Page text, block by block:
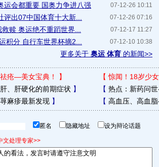
07-12-26 10:11
运会都重要 国奥力争进八强
07-12-26 07:16
出07中国体育十大新...
07-12-17 11:27
赎 奥运绝不重蹈世界...
07-12-10 10:38
积分 自行车世界杯摘2...
更多关于 奥运 体育 的新闻>>
疮—美女宝典！ 】 【惊闻！18岁少
、肝硬化的前期症状 】 【 热点：新药问
麻疹最新发现】 【 高血压、高血
匿名 隐藏地址 设为辩论话题
文处理专家>>